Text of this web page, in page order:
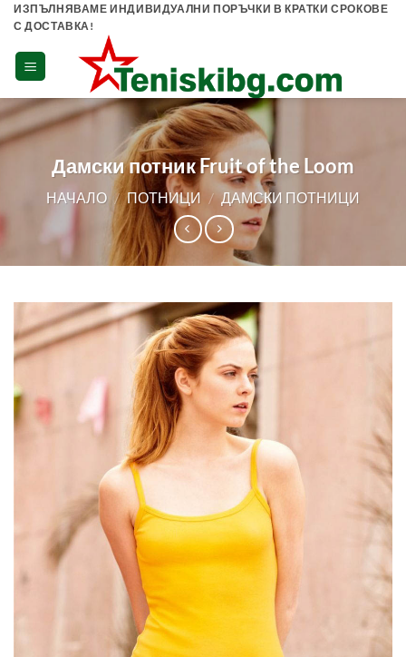
Skip
content
ИЗПЪЛНЯВАМЕ ИНДИВИДУАЛНИ ПОРЪЧКИ В КРАТКИ СРОКОВЕ
С ДОСТАВКА!
Дамски потник Fruit of the Loom
НАЧАЛО / ПОТНИЦИ / ДАМСКИ ПОТНИЦИ